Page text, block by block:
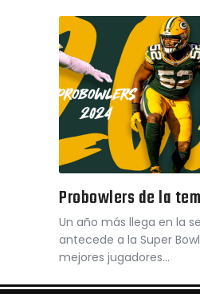
Probowlers de la
Un año más llega en la
antecede a la Super
mejores jugadores…